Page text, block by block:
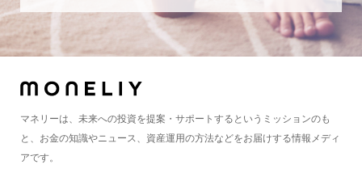
マネリーは、未来への投資を提案・サポートするというミッションのも
と、お金の知識やニュース、資産運用の方法などをお届けする情報メディ
アです。